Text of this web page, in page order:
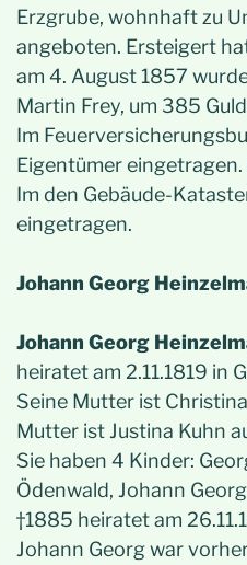
Erzgrube, wohnhaft zu
angeboten. Ersteigert
am 4. August 1857
Martin Frey, um 385
Im
Eigentümer
Im den Gebäude-
eingetragen.
Johann Georg
Johann Georg
heiratet am 2.11.1819 in
Seine Mutter ist
Mutter ist Justina Kuhn
Sie haben 4 Kinder:
Ödenwald, Johann
†1885 heiratet am
Johann Georg war